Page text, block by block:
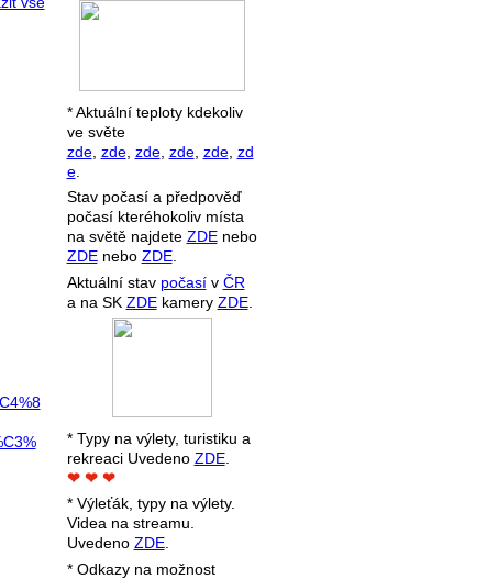
* Aktuální teploty kdekoliv
ve světe
zde, zde, zde, zde, zde, zd
e.
Stav počasí a předpověď
počasí kteréhokoliv místa
na světě najdete ZDEnebo
ZDEnebo ZDE.
Aktuální stav počasív ČR
a na SK ZDEkamery ZDE.
* Typy na výlety, turistiku a
rekreaci Uvedeno ZDE.
❤ ❤ ❤
* Výleťák, typy na výlety.
Videa na streamu.
Uvedeno ZDE.
* Odkazy na možnost